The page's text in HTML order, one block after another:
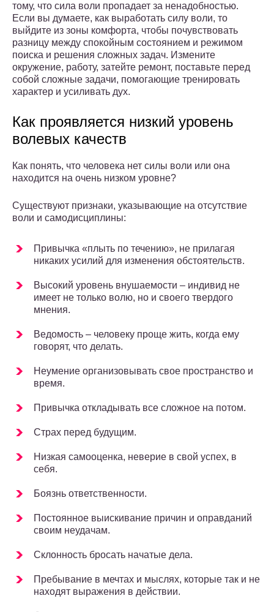
тому, что сила воли пропадает за ненадобностью.
Если вы думаете, как выработать силу воли, то
выйдите из зоны комфорта, чтобы почувствовать
разницу между спокойным состоянием и режимом
поиска и решения сложных задач. Измените
окружение, работу, затейте ремонт, поставьте перед
собой сложные задачи, помогающие тренировать
характер и усиливать дух.
Как проявляется низкий уровень
волевых качеств
Как понять, что человека нет силы воли или она
находится на очень низком уровне?
Существуют признаки, указывающие на отсутствие
воли и самодисциплины:
Привычка «плыть по течению», не прилагая
никаких усилий для изменения обстоятельств.
Высокий уровень внушаемости – индивид не
имеет не только волю, но и своего твердого
мнения.
Ведомость – человеку проще жить, когда ему
говорят, что делать.
Неумение организовывать свое пространство и
время.
Привычка откладывать все сложное на потом.
Страх перед будущим.
Низкая самооценка, неверие в свой успех, в
себя.
Боязнь ответственности.
Постоянное выискивание причин и оправданий
своим неудачам.
Склонность бросать начатые дела.
Пребывание в мечтах и мыслях, которые так и не
находят выражения в действии.